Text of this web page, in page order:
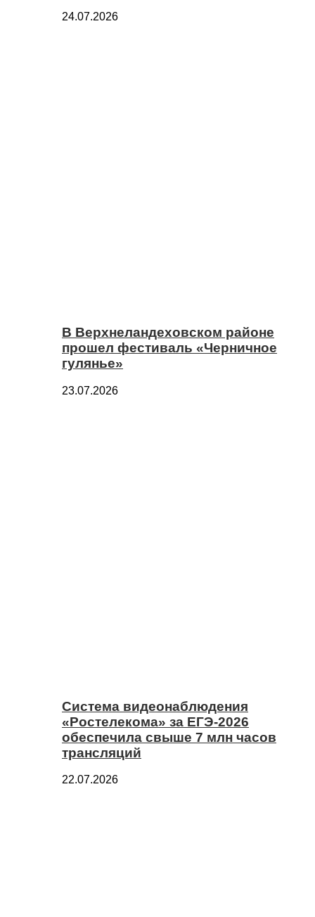
24.07.2026
В Верхнеландеховском районе
прошел фестиваль «Черничное
гулянье»
23.07.2026
Система видеонаблюдения
«Ростелекома» за ЕГЭ-2026
обеспечила свыше 7 млн часов
трансляций
22.07.2026